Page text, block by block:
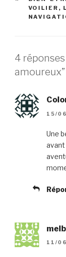
VOILIER ,
4
amoureux”
15/
Une
avant
11/